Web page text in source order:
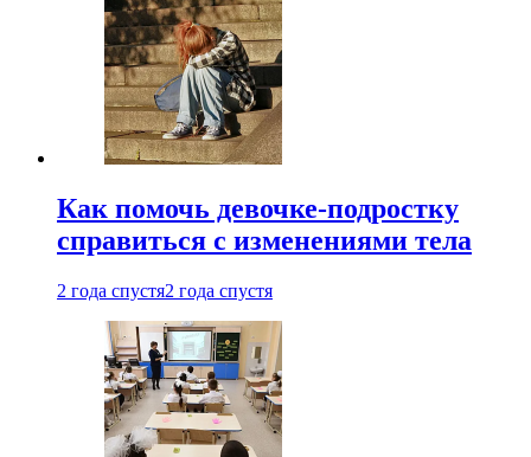
Как помочь девочке-подростку
справиться с изменениями тела
2 года спустя2 года спустя